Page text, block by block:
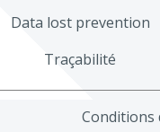
Data lost prevention
Traçabilité
Conditions